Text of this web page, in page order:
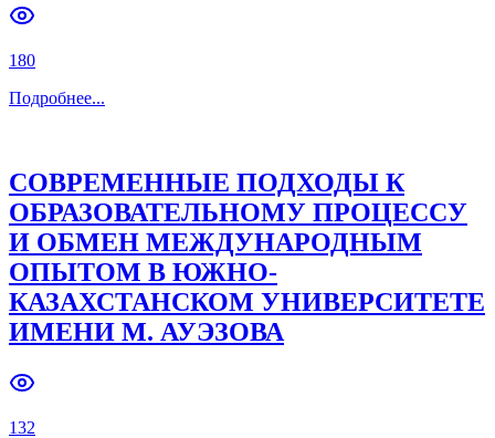
Previous slide Next slide
180
Подробнее...
СОВРЕМЕННЫЕ ПОДХОДЫ К
ОБРАЗОВАТЕЛЬНОМУ ПРОЦЕССУ
И ОБМЕН МЕЖДУНАРОДНЫМ
ОПЫТОМ В ЮЖНО-
КАЗАХСТАНСКОМ УНИВЕРСИТЕТЕ
ИМЕНИ М. АУЭЗОВА
132